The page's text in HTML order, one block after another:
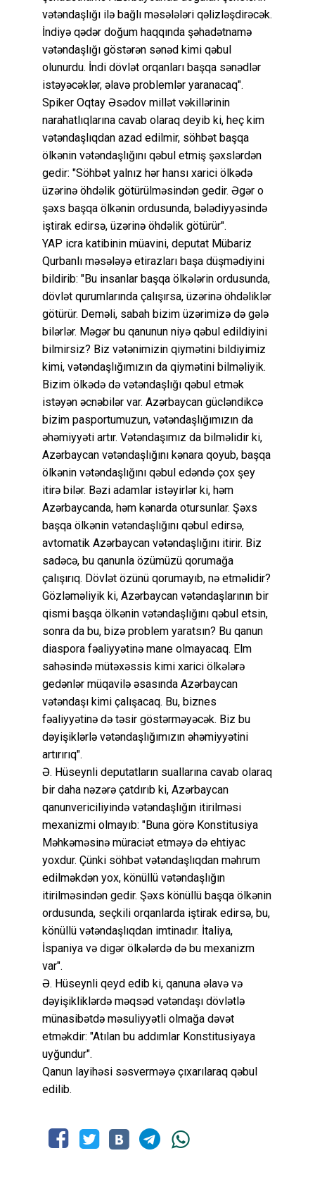
vətəndaşlığı ilə bağlı məsələləri qəlizləşdirəcək.
İndiyə qədər doğum haqqında şəhadətnamə
vətəndaşlığı göstərən sənəd kimi qəbul
olunurdu. İndi dövlət orqanları başqa sənədlər
istəyəcəklər, əlavə problemlər yaranacaq".
Spiker Oqtay Əsədov millət vəkillərinin
narahatlıqlarına cavab olaraq deyib ki, heç kim
vətəndaşlıqdan azad edilmir, söhbət başqa
ölkənin vətəndaşlığını qəbul etmiş şəxslərdən
gedir: "Söhbət yalnız hər hansı xarici ölkədə
üzərinə öhdəlik götürülməsindən gedir. Əgər o
şəxs başqa ölkənin ordusunda, bələdiyyəsində
iştirak edirsə, üzərinə öhdəlik götürür".
YAP icra katibinin müavini, deputat Mübariz
Qurbanlı məsələyə etirazları başa düşmədiyini
bildirib: "Bu insanlar başqa ölkələrin ordusunda,
dövlət qurumlarında çalışırsa, üzərinə öhdəliklər
götürür. Deməli, sabah bizim üzərimizə də gələ
bilərlər. Məgər bu qanunun niyə qəbul edildiyini
bilmirsiz? Biz vətənimizin qiymətini bildiyimiz
kimi, vətəndaşlığımızın da qiymətini bilməliyik.
Bizim ölkədə də vətəndaşlığı qəbul etmək
istəyən əcnəbilər var. Azərbaycan gücləndikcə
bizim pasportumuzun, vətəndaşlığımızın da
əhəmiyyəti artır. Vətəndaşımız da bilməlidir ki,
Azərbaycan vətəndaşlığını kənara qoyub, başqa
ölkənin vətəndaşlığını qəbul edəndə çox şey
itirə bilər. Bəzi adamlar istəyirlər ki, həm
Azərbaycanda, həm kənarda otursunlar. Şəxs
başqa ölkənin vətəndaşlığını qəbul edirsə,
avtomatik Azərbaycan vətəndaşlığını itirir. Biz
sadəcə, bu qanunla özümüzü qorumağa
çalışırıq. Dövlət özünü qorumayıb, nə etməlidir?
Gözləməliyik ki, Azərbaycan vətəndaşlarının bir
qismi başqa ölkənin vətəndaşlığını qəbul etsin,
sonra da bu, bizə problem yaratsın? Bu qanun
diaspora fəaliyyətinə mane olmayacaq. Elm
sahəsində mütəxəssis kimi xarici ölkələrə
gedənlər müqavilə əsasında Azərbaycan
vətəndaşı kimi çalışacaq. Bu, biznes
fəaliyyətinə də təsir göstərməyəcək. Biz bu
dəyişiklərlə vətəndaşlığımızın əhəmiyyətini
artırırıq".
Ə. Hüseynli deputatların suallarına cavab olaraq
bir daha nəzərə çatdırıb ki, Azərbaycan
qanunvericiliyində vətəndaşlığın itirilməsi
mexanizmi olmayıb: "Buna görə Konstitusiya
Məhkəməsinə müraciət etməyə də ehtiyac
yoxdur. Çünki söhbət vətəndaşlıqdan məhrum
edilməkdən yox, könüllü vətəndaşlığın
itirilməsindən gedir. Şəxs könüllü başqa ölkənin
ordusunda, seçkili orqanlarda iştirak edirsə, bu,
könüllü vətəndaşlıqdan imtinadır. İtaliya,
İspaniya və digər ölkələrdə də bu mexanizm
var".
Ə. Hüseynli qeyd edib ki, qanuna əlavə və
dəyişikliklərdə məqsəd vətəndaşı dövlətlə
münasibətdə məsuliyyətli olmağa dəvət
etməkdir: "Atılan bu addımlar Konstitusiyaya
uyğundur".
Qanun layihəsi səsverməyə çıxarılaraq qəbul
edilib.